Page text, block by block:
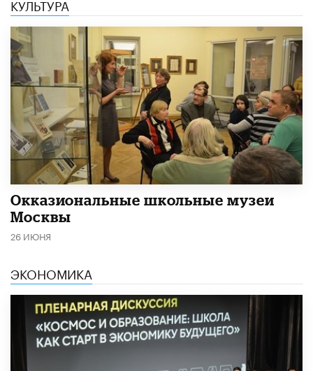
КУЛЬТУРА
​Окказиональные школьные музеи
Москвы
26 ИЮНЯ
ЭКОНОМИКА